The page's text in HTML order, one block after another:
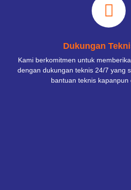
Dukungan
Kami berkomitmen untuk
dengan dukungan teknis 24/7 yang
bantuan teknis kapanpun